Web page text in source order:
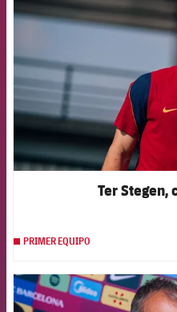
Ter Stegen,
PRIMER EQUIPO